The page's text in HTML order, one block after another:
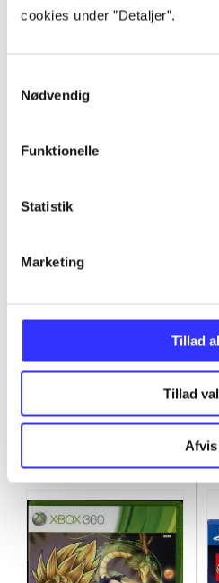
cookies under ”Detaljer”.
Nødvendig
Funktionelle
Statistik
Marketing
Tillad
Tillad
Afvis
Alle registrerede artikler